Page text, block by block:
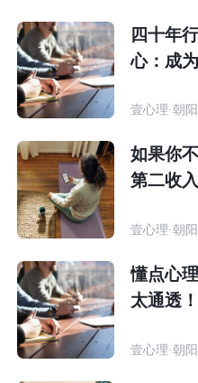
四十年
心：成
如果你
第二收
懂点心
太通透！